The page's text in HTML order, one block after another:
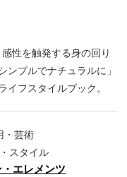
性を触発する身の回り
ンプルでナチュラルに」
イフスタイルブック。
・芸術
スタイル
エレメンツ